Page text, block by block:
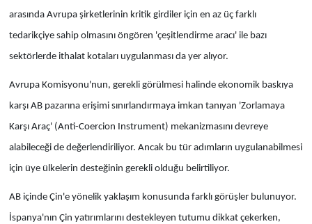
arasında Avrupa şirketlerinin kritik girdiler için en az üç farklı
tedarikçiye sahip olmasını öngören 'çeşitlendirme aracı' ile bazı
sektörlerde ithalat kotaları uygulanması da yer alıyor.
Avrupa Komisyonu'nun, gerekli görülmesi halinde ekonomik baskıya
karşı AB pazarına erişimi sınırlandırmaya imkan tanıyan 'Zorlamaya
Karşı Araç' (Anti-Coercion Instrument) mekanizmasını devreye
alabileceği de değerlendiriliyor. Ancak bu tür adımların uygulanabilmesi
için üye ülkelerin desteğinin gerekli olduğu belirtiliyor.
AB içinde Çin'e yönelik yaklaşım konusunda farklı görüşler bulunuyor.
İspanya'nın Çin yatırımlarını destekleyen tutumu dikkat çekerken,